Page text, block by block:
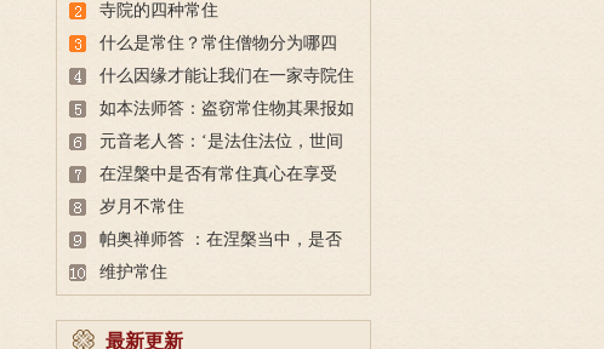
什么意思？
寺院的四种常住
什么是常住？常住僧物分为哪四
种？
什么因缘才能让我们在一家寺院住
得长久？
如本法师答：盗窃常住物其果报如
何？
元音老人答：‘是法住法位，世间
相常住\’。怎么理解？
在涅槃中是否有常住真心在享受
常、乐、净？如果里面没有名色，
情形无法想像。
岁月不常住
帕奥禅师答 ：在涅槃当中，是否
有个常住真心在享受涅槃的常、
无法想像那是什么情形。
维护常住
最新更新